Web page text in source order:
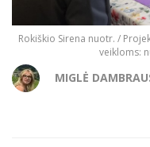
Rokiškio Sirena nuotr. /
veikloms:
MIGLĖ